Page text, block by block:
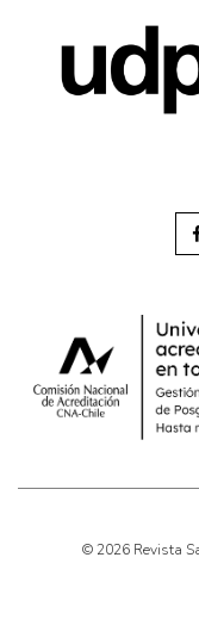
© 2026 Revista